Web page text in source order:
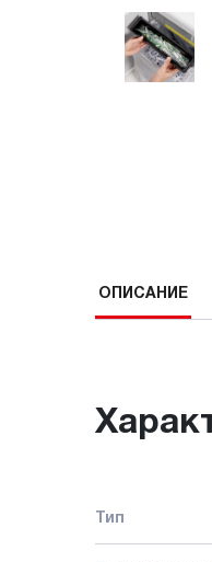
ОПИСАНИЕ
Тип